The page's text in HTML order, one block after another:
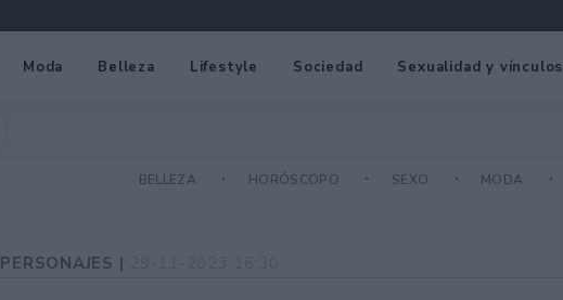
Moda Belleza Lifestyle Sociedad Sexualidad y vínculos
BELLEZA HORÓSCOPO SEXO MODA
PERSONAJES |